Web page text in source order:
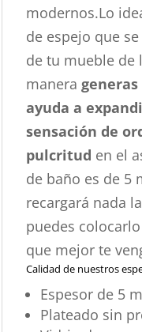
modernos.Lo
de espejo que
de tu mueble de
manera
ayuda a
sensación de
pulcritud en el
de baño es de 5
recargará nada
puedes
que mejor te
Calidad de nuestros
Espesor de 5
Plateado sin